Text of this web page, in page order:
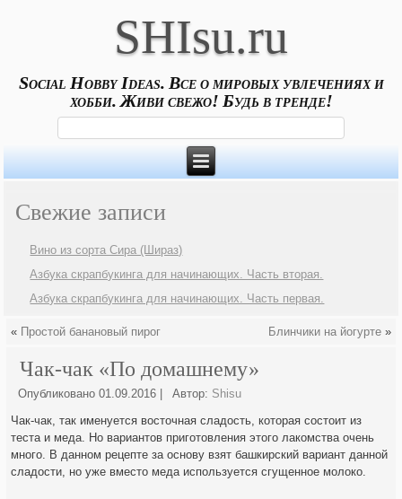
SHIsu.ru
Social Hobby Ideas. Все о мировых увлечениях и
хобби. Живи свежо! Будь в тренде!
Свежие записи
Вино из сорта Сира (Шираз)
Азбука скрапбукинга для начинающих. Часть вторая.
Азбука скрапбукинга для начинающих. Часть первая.
« Простой банановый пирог Блинчики на йогурте»
Чак-чак «По домашнему»
Опубликовано 01.09.2016 Автор: Shisu
Чак-чак, так именуется восточная сладость, которая состоит из
теста и меда. Но вариантов приготовления этого лакомства очень
много. В данном рецепте за основу взят башкирский вариант данной
сладости, но уже вместо меда используется сгущенное молоко.